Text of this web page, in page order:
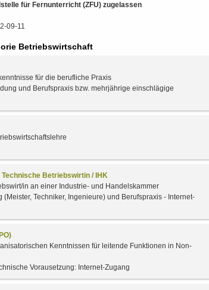
für Fernunterricht (ZFU) zugelassen
09-11
Betriebswirtschaft
für die berufliche Praxis
und Berufspraxis bzw. mehrjährige einschlägige
Betriebswirtin / IHK
in an einer Industrie- und Handelskammer
Techniker, Ingenieure) und Berufspraxis - Internet-
Kenntnissen für leitende Funktionen in Non-
Vorausetzung: Internet-Zugang